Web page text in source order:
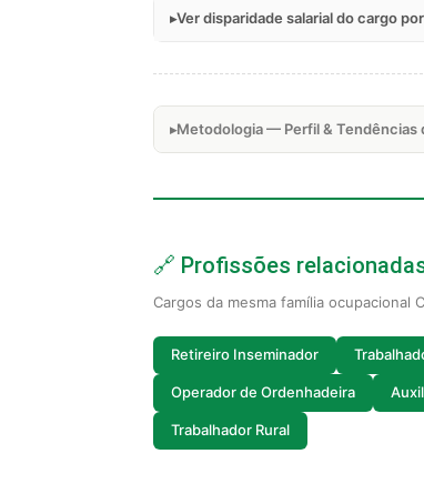
Ver disparidade salarial do cargo
Metodologia — Perfil & Tendências
🔗 Profissões
Cargos da mesma família ocupacional
Retireiro Inseminador
Operador de Ordenhadeira
Trabalhador Rural